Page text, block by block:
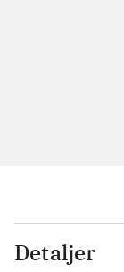
Detaljer